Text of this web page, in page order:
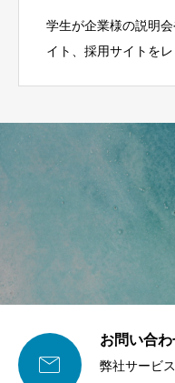
学生が企業様の説明
イト、採用サイトをレ

お問い合
弊社サービ